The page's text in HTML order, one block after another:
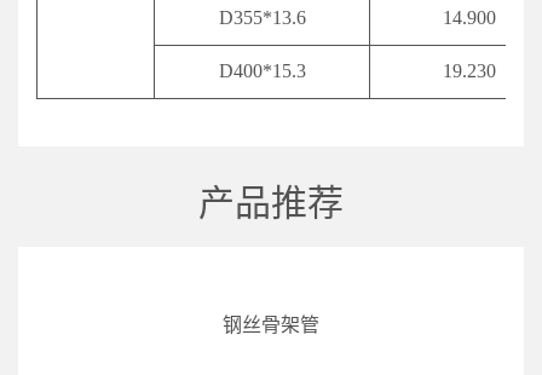
D355*13.6 14.900
D400*15.3 19.230
产品推荐
钢丝骨架管